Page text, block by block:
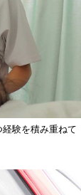
験を積み重ねて